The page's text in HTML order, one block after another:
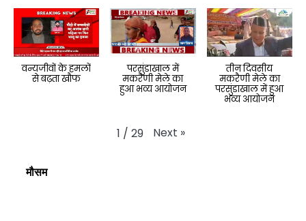
वन्यजीवों के हमलों
से बढ़ता खौफ
परसुंडाखाल में
मकरैणी मेले का
हुआ भव्य आयोजन
तीन दिवसीय
मकरैणी मेले का
परसुंडाखाल में हुआ
भव्य आयोजन
1 / 29 Next »
मौसम